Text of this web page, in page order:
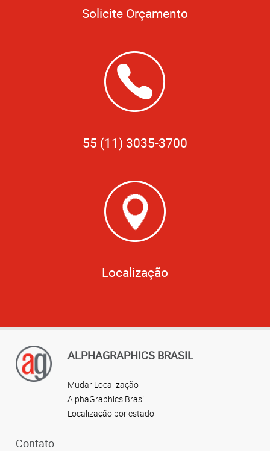
Solicite Orçamento
55 (11) 3035-3700
Localização
ALPHAGRAPHICS BRASIL
Mudar Localização
AlphaGraphics Brasil
Localização por estado
Contato